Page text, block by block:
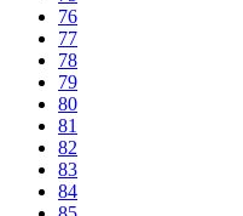
76
77
78
79
80
81
82
83
84